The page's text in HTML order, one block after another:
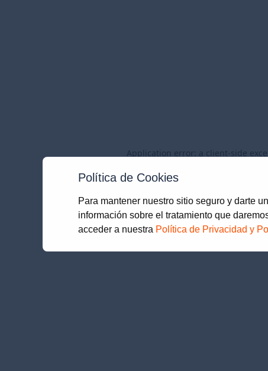
Política de Cookies
Para mantener nuestro sitio seguro y darte
información sobre el tratamiento que
acceder a nuestra Política de Privacidad y
Application error: a client-side